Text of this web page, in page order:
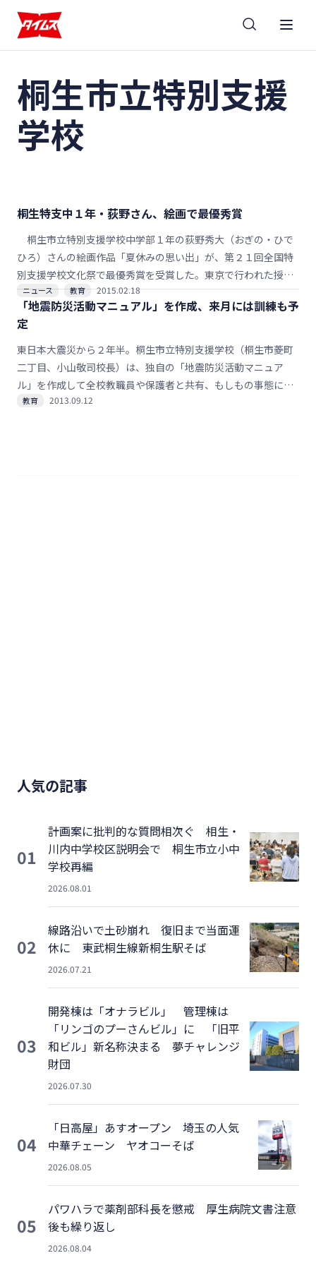
桐生市立特別支援
学校
桐生特支中１年・荻野さん、絵画で最優秀賞
桐生市立特別支援学校中学部１年の荻野秀大（おぎの・ひで
ひろ）さんの絵画作品「夏休みの思い出」が、第２１回全国特
別支援学校文化祭で最優秀賞を受賞した。東京で行われた授賞
式に母の尚美さん、山野玲子校長と出席した荻野さんは「緊張
した」けれど、名前を呼ばれると練習通りに「ハイ！」と返
答、壇上で賞状を受け取って、またひとつ、自信につながっ
た。
ニュース 教育 2015.02.18
「地震防災活動マニュアル」を作成、来月には訓練も予
定
東日本大震災から２年半。桐生市立特別支援学校（桐生市菱町
二丁目、小山敬司校長）は、独自の「地震防災活動マニュア
ル」を作成して全校教職員や保護者と共有、もしもの事態に備
える。校舎は障害児・者とその家族の「福祉避難所」となり、
教育 2013.09.12
人気の記事
01
計画案に批判的な質問相次ぐ 相生・
川内中学校区説明会で 桐生市立小中
学校再編
2026.08.01
02
線路沿いで土砂崩れ 復旧まで当面運
休に 東武桐生線新桐生駅そば
2026.07.21
03
開発棟は「オナラビル」 管理棟は
「リンゴのプーさんビル」に 「旧平
和ビル」新名称決まる 夢チャレンジ
財団
2026.07.30
04
「日高屋」あすオープン 埼玉の人気
中華チェーン ヤオコーそば
2026.08.05
05
パワハラで薬剤部科長を懲戒 厚生病院文書注意
後も繰り返し
2026.08.04